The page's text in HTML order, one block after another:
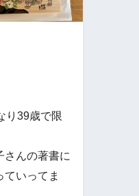
り39歳で限
さんの著書に
いってま